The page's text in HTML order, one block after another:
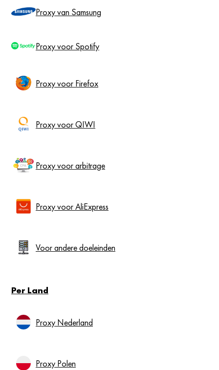
Proxy van Samsung
Proxy voor Spotify
Proxy voor Firefox
Proxy voor QIWI
Proxy voor arbitrage
Proxy voor AliExpress
Voor andere doeleinden
Per Land
Proxy Nederland
Proxy Polen